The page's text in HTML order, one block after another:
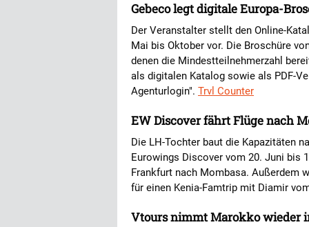
Gebeco legt digitale Europa-
Der Veranstalter stellt den Online-
Mai bis Oktober vor. Die Broschüre
denen die Mindestteilnehmerzahl
als digitalen Katalog sowie als PDF-
Agenturlogin". Trvl Counter
EW Discover fährt Flüge nach
Die LH-Tochter baut die Kapazitäten
Eurowings Discover vom 20. Juni bis
Frankfurt nach Mombasa. Außerdem
für einen Kenia-Famtrip mit Diamir
Vtours nimmt Marokko wieder